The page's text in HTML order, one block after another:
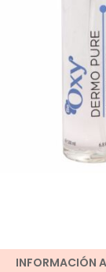
INFORMACIÓN